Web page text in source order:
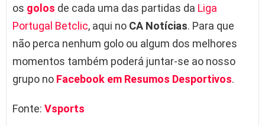
os golos de cada uma das partidas da Liga
Portugal Betclic, aqui no CA Notícias. Para que
não perca nenhum golo ou algum dos melhores
momentos também poderá juntar-se ao nosso
grupo no Facebook em Resumos Desportivos.
Fonte: Vsports